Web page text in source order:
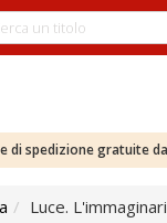
di spedizione gratuite
Luce.